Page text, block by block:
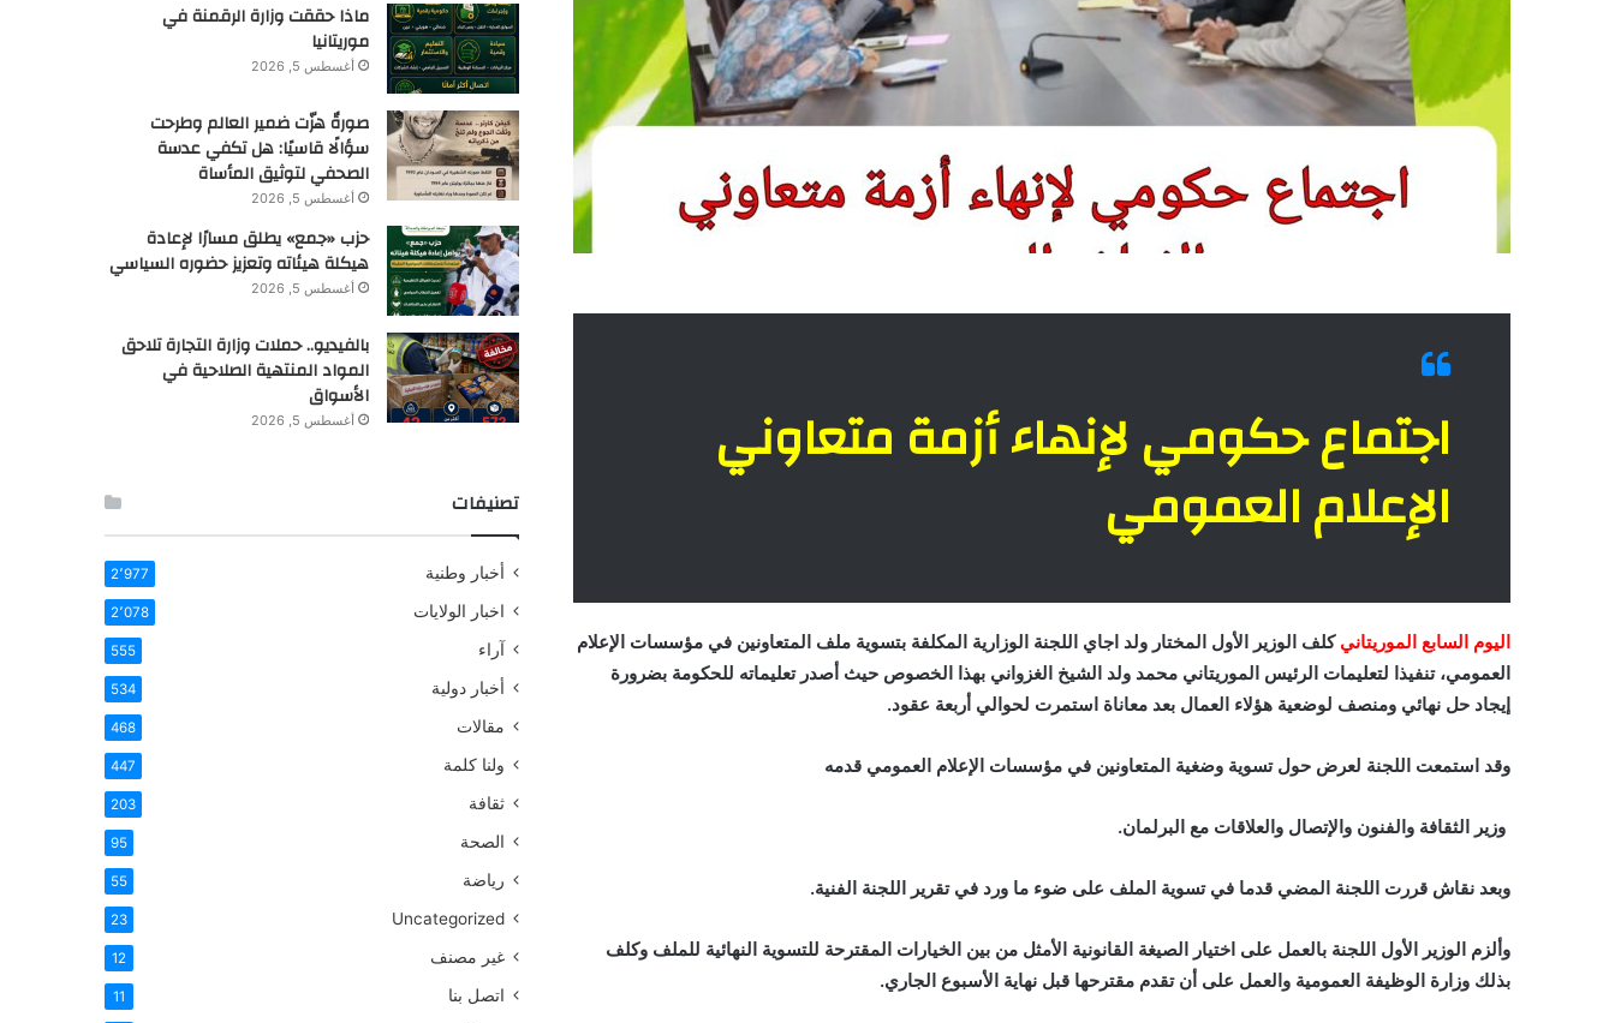
اجتماع حكومي لإنهاء أزمة متعاوني
الإعلام العمومي
اليوم السابع الموريتاني كلف الوزير الأول المختار ولد اجاي اللجنة الوزارية المكلفة بتسوية ملف المتعاونين في مؤسسات الإعلام
العمومي، تنفيذا لتعليمات الرئيس الموريتاني محمد ولد الشيخ الغزواني بهذا الخصوص حيث أصدر تعليماته للحكومة بضرورة
إيجاد حل نهائي ومنصف لوضعية هؤلاء العمال بعد معاناة استمرت لحوالي أربعة عقود.
وقد استمعت اللجنة لعرض حول تسوية وضغية المتعاونين في مؤسسات الإعلام العمومي قدمه
وزير الثقافة والفنون والإتصال والعلاقات مع البرلمان.
وبعد نقاش قررت اللجنة المضي قدما في تسوية الملف على ضوء ما ورد في تقرير اللجنة الفنية.
وألزم الوزير الأول اللجنة بالعمل على اختيار الصيغة القانونية الأمثل من بين الخيارات المقترحة للتسوية النهائية للملف وكلف
بذلك وزارة الوظيفة العمومية والعمل على أن تقدم مقترحها قبل نهاية الأسبوع الجاري.
ماذا حققت وزارة الرقمنة في
موريتانيا
أغسطس 5, 2026
صورةٌ هزّت ضمير العالم وطرحت
سؤالًا قاسيًا: هل تكفي عدسة
الصحفي لتوثيق المأساة
أغسطس 5, 2026
حزب «جمع» يطلق مسارًا لإعادة
هيكلة هيئاته وتعزيز حضوره السياسي
أغسطس 5, 2026
بالفيديو.. حملات وزارة التجارة تلاحق
المواد المنتهية الصلاحية في
الأسواق
أغسطس 5, 2026
تصنيفات
أخبار وطنية 2٬977
اخبار الولايات 2٬078
آراء 555
أخبار دولية 534
مقالات 468
ولنا كلمة 447
ثقافة 203
الصحة 95
رياضة 55
Uncategorized
23
غير مصنف 12
اتصل بنا 11